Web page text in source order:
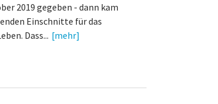
2019 gegeben - dann kam
Einschnitte für das
Dass... [mehr]